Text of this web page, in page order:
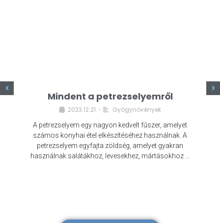
Mindent a petrezselyemről
2023.12.21. • Gyógynövények
A petrezselyem egy nagyon kedvelt fűszer, amelyet
számos konyhai étel elkészítéséhez használnak. A
petrezselyem egyfajta zöldség, amelyet gyakran
használnak salátákhoz, levesekhez, mártásokhoz …